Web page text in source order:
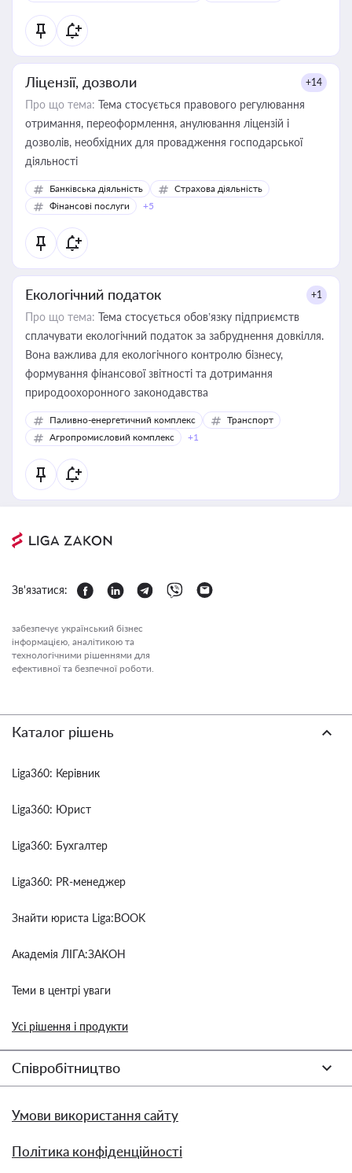
Ліцензії, дозволи +14
Про що тема: Тема стосується правового регулювання
отримання, переоформлення, анулювання ліцензій і
дозволів, необхідних для провадження господарської
діяльності
Банківська діяльність
Страхова діяльність
Фінансові послуги
+5
Екологічний податок +1
Про що тема: Тема стосується обов’язку підприємств
сплачувати екологічний податок за забруднення довкілля.
Вона важлива для екологічного контролю бізнесу,
формування фінансової звітності та дотримання
природоохоронного законодавства
Паливно-енергетичний комплекс
Транспорт
Агропромисловий комплекс
+1
Зв'язатися:
забезпечує український бізнес
інформацією, аналітикою та
технологічними рішеннями для
ефективної та безпечної роботи.
Каталог рішень
Liga360: Керівник
Liga360: Юрист
Liga360: Бухгалтер
Liga360: PR-менеджер
Знайти юриста Liga:BOOK
Академія ЛІГА:ЗАКОН
Теми в центрі уваги
Усі рішення і продукти
Співробітництво
Умови використання сайту
Політика конфіденційності